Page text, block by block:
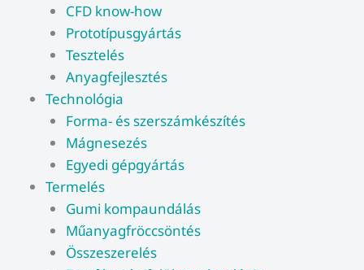
CFD know-how​
Prototípusgyártás
Tesztelés
Anyagfejlesztés
Technológia
Forma- és szerszámkészítés
Mágnesezés
Egyedi gépgyártás
Termelés
Gumi kompaundálás
Műanyagfröccsöntés
Összeszerelés